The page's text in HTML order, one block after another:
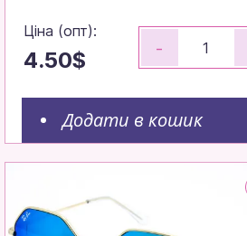
Ціна (опт):
4.50$ -
Додати в кошик